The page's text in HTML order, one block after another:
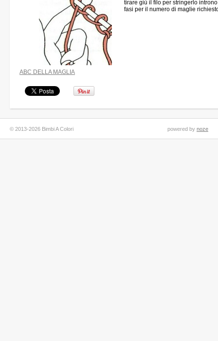
tirare giù il filo per stringerlo
fasi per il numero di maglie
ABC DELLA MAGLIA
© 2013-2026 Bimbi A Colori powered by noze